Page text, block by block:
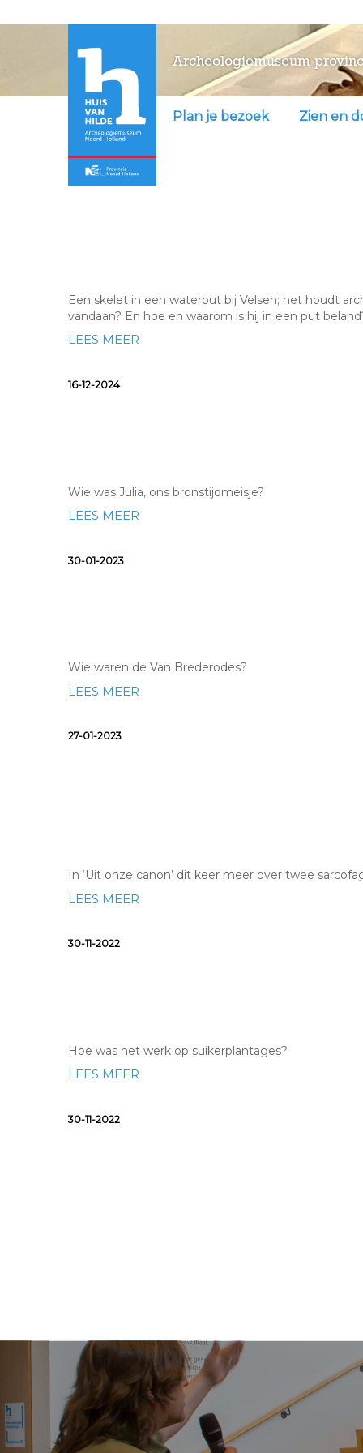
Archeologiemuseum
Plan je bezoek Zien en
Een skelet in een waterput bij Velsen; het houdt
vandaan? En hoe en waarom is hij in een put
LEES MEER
16-12-2024
Wie was Julia, ons bronstijdmeisje?
LEES MEER
30-01-2023
Wie waren de Van Brederodes?
LEES MEER
27-01-2023
In ‘Uit onze canon’ dit keer meer over twee
LEES MEER
30-11-2022
Hoe was het werk op suikerplantages?
LEES MEER
30-11-2022